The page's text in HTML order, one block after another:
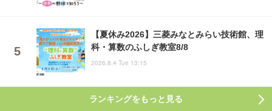
【夏休み2026】三菱みなとみらい技術館、理
科・算数のふしぎ教室8/8
2026.8.4 Tue 13:15
ランキングをもっと見る